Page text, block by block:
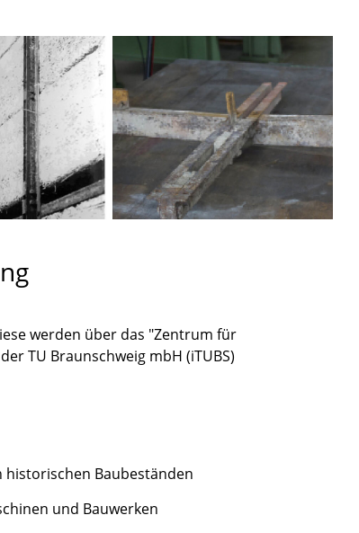
werden über das "Zentrum für
TU Braunschweig mbH (iTUBS)
Baubeständen
und Bauwerken